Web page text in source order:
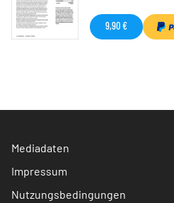
9,90 €
Mediadaten
Impressum
Nutzungsbedingungen